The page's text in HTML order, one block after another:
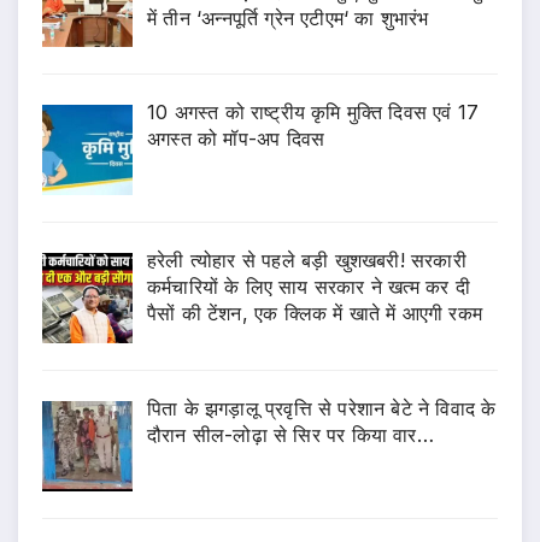
में तीन ‘अन्नपूर्ति ग्रेन एटीएम‘ का शुभारंभ
10 अगस्त को राष्ट्रीय कृमि मुक्ति दिवस एवं 17
अगस्त को मॉप-अप दिवस
हरेली त्योहार से पहले बड़ी खुशखबरी! सरकारी
कर्मचारियों के लिए साय सरकार ने खत्म कर दी
पैसों की टेंशन, एक क्लिक में खाते में आएगी रकम
पिता के झगड़ालू प्रवृत्ति से परेशान बेटे ने विवाद के
दौरान सील-लोढ़ा से सिर पर किया वार…